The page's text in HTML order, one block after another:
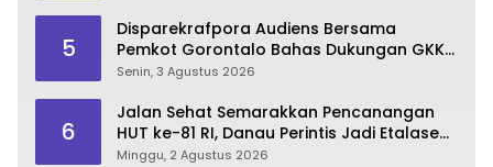
5
Disparekrafpora Audiens Bersama
Pemkot Gorontalo Bahas Dukungan GKK
2026
Senin, 3 Agustus 2026
6
Jalan Sehat Semarakkan Pencanangan
HUT ke-81 RI, Danau Perintis Jadi Etalase
Wisata Gorontalo
Minggu, 2 Agustus 2026